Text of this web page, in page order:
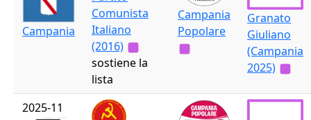
Campania
Comunista
Italiano
(2016)
sostiene la
lista
Campania
Popolare
Granato
Giuliano
(Campania
2025)
2025-11